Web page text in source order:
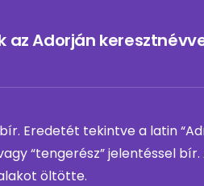
az Adorján
Eredetét tekintve a latin
“tengerész” jelentéssel
öltötte.